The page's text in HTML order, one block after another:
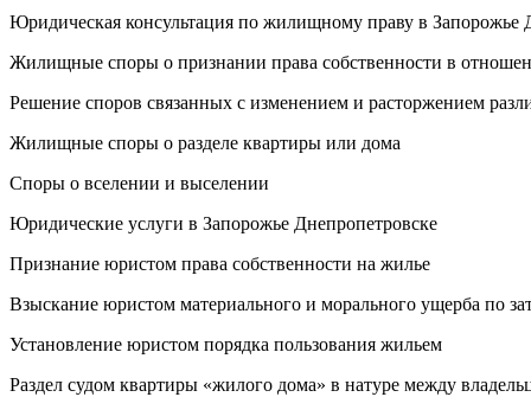
Юридическая консультация по жилищному праву в Запорожье
Жилищные споры о признании права собственности в
Решение споров связанных с изменением и расторжением
Жилищные споры о разделе квартиры или дома
Споры о вселении и выселении
Юридические услуги в Запорожье Днепропетровске
Признание юристом права собственности на жилье
Взыскание юристом материального и морального ущерба по
Установление юристом порядка пользования жильем
Раздел судом квартиры «жилого дома» в натуре между